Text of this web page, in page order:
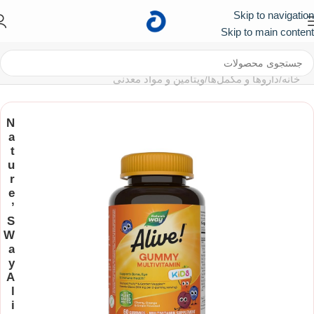
Skip to navigation
Skip to main content
خانه/داروها و مکمل‌ها​/ویتامین و مواد معدنی
N
a
t
u
r
e
’
S
W
a
y
A
l
i